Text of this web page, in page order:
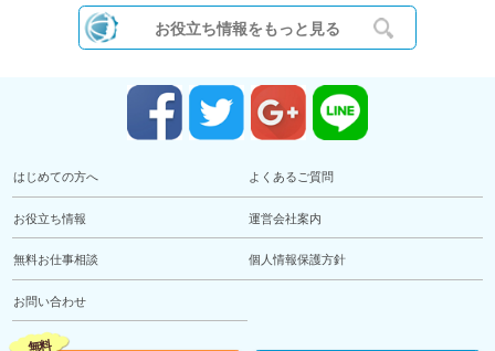
お役立ち情報をもっと見る
はじめての方へ よくあるご質問
お役立ち情報 運営会社案内
無料お仕事相談 個人情報保護方針
お問い合わせ
無料